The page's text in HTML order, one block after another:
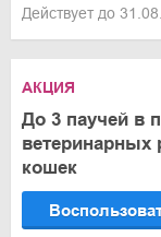
Действует до
АКЦИЯ
До 3 паучей в
ветеринарных
кошек